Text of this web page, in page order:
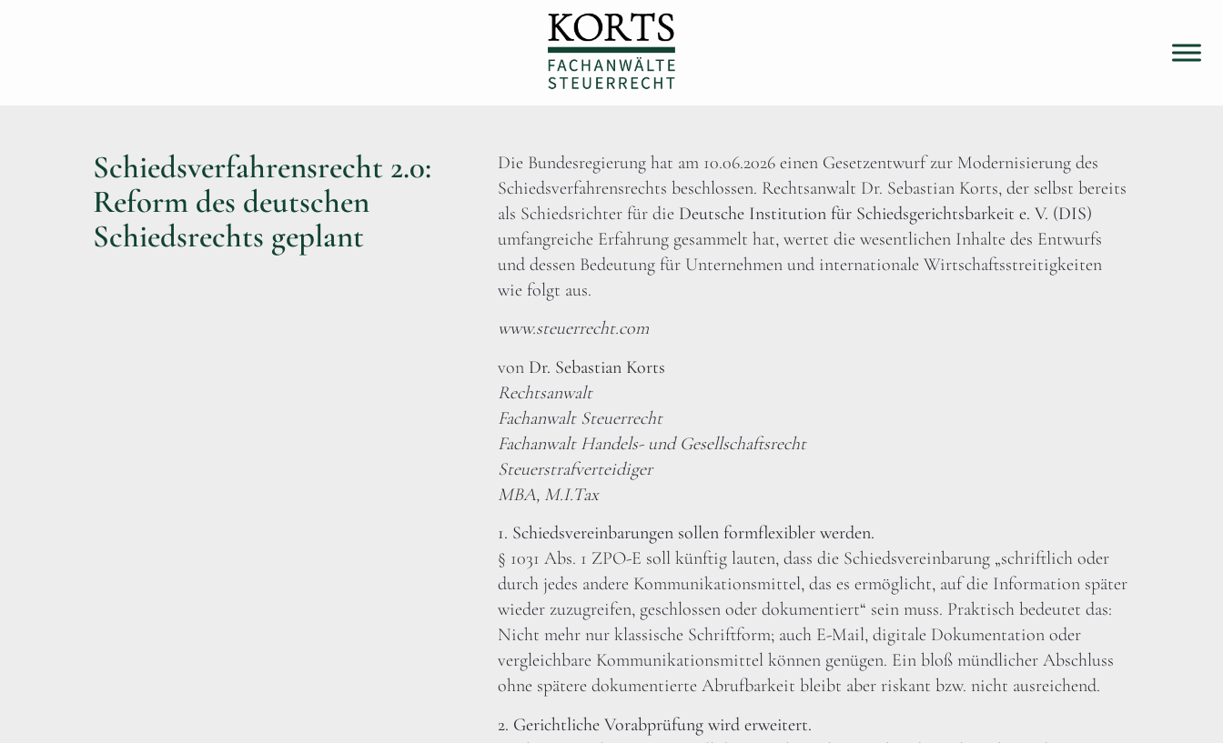
Schiedsverfahrensrecht 2.0:
Reform des deutschen
Schiedsrechts geplant
Die Bundesregierung hat am 10.06.2026 einen Gesetzentwurf zur Modernisierung des
Schiedsverfahrensrechts beschlossen. Rechtsanwalt Dr. Sebastian Korts, der selbst bereits
als Schiedsrichter für die Deutsche Institution für Schiedsgerichtsbarkeit e. V. (DIS)
umfangreiche Erfahrung gesammelt hat, wertet die wesentlichen Inhalte des Entwurfs
und dessen Bedeutung für Unternehmen und internationale Wirtschaftsstreitigkeiten
wie folgt aus.
www.steuerrecht.com
von Dr. Sebastian Korts
Rechtsanwalt
Fachanwalt Steuerrecht
Fachanwalt Handels- und Gesellschaftsrecht
Steuerstrafverteidiger
MBA, M.I.Tax
1. Schiedsvereinbarungen sollen formflexibler werden.
§ 1031 Abs. 1 ZPO-E soll künftig lauten, dass die Schiedsvereinbarung „schriftlich oder
durch jedes andere Kommunikationsmittel, das es ermöglicht, auf die Information später
wieder zuzugreifen, geschlossen oder dokumentiert“ sein muss. Praktisch bedeutet das:
Nicht mehr nur klassische Schriftform; auch E-Mail, digitale Dokumentation oder
vergleichbare Kommunikationsmittel können genügen. Ein bloß mündlicher Abschluss
ohne spätere dokumentierte Abrufbarkeit bleibt aber riskant bzw. nicht ausreichend.
2. Gerichtliche Vorabprüfung wird erweitert.